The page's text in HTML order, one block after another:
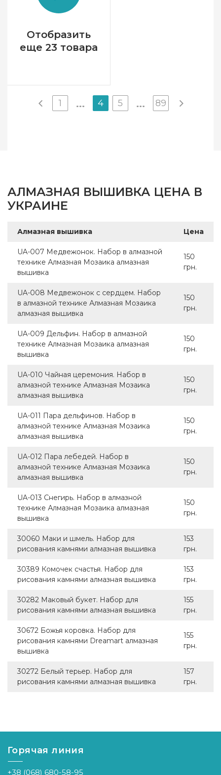
Размер
Отобразить
еще 23 товара
1 ... 4 5 ... 89
АЛМАЗНАЯ ВЫШИВКА ЦЕНА В
УКРАИНЕ
Алмазная вышивка Цена
UA-007 Медвежонок. Набор в алмазной
технике Алмазная Мозаика алмазная
вышивка
150
грн.
UA-008 Медвежонок с сердцем. Набор
в алмазной технике Алмазная Мозаика
алмазная вышивка
150
грн.
UA-009 Дельфин. Набор в алмазной
технике Алмазная Мозаика алмазная
вышивка
150
грн.
UA-010 Чайная церемония. Набор в
алмазной технике Алмазная Мозаика
алмазная вышивка
150
грн.
UA-011 Пара дельфинов. Набор в
алмазной технике Алмазная Мозаика
алмазная вышивка
150
грн.
UA-012 Пара лебедей. Набор в
алмазной технике Алмазная Мозаика
алмазная вышивка
150
грн.
UA-013 Снегирь. Набор в алмазной
технике Алмазная Мозаика алмазная
вышивка
150
грн.
30060 Маки и шмель. Набор для
рисования камнями алмазная вышивка
153
грн.
30389 Комочек счастья. Набор для
рисования камнями алмазная вышивка
153
грн.
30282 Маковый букет. Набор для
рисования камнями алмазная вышивка
155
грн.
30672 Божья коровка. Набор для
рисования камнями Dreamart алмазная
вышивка
155
грн.
30272 Белый терьер. Набор для
рисования камнями алмазная вышивка
157
грн.
Горячая линия
+38 (068) 680-58-95